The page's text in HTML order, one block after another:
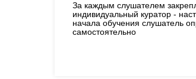
За каждым слушателем
индивидуальный куратор -
начала обучения слушатель
самостоятельно